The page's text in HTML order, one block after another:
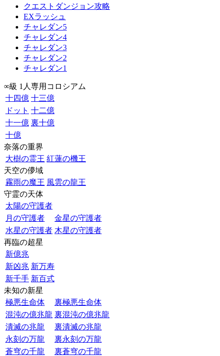
クエストダンジョン攻略
EXラッシュ
チャレダン5
チャレダン4
チャレダン3
チャレダン2
チャレダン1
∞級 1人専用コロシアム
十四億 十三億
ドット 十二億
十一億 裏十億
十億
奈落の重界
大樹の霊王 紅蓮の機王
天空の儚域
霧雨の魔王 風雲の龍王
守霊の天体
太陽の守護者
月の守護者
金星の守護者
水星の守護者 木星の守護者
再臨の超星
新億兆
新凶兆 新万寿
新千手 新百式
未知の新星
極悪生命体
裏極悪生命体
混沌の億兆龍 裏混沌の億兆龍
潰滅の兆龍
裏潰滅の兆龍
永刻の万龍
裏永刻の万龍
蒼穹の千龍
裏蒼穹の千龍